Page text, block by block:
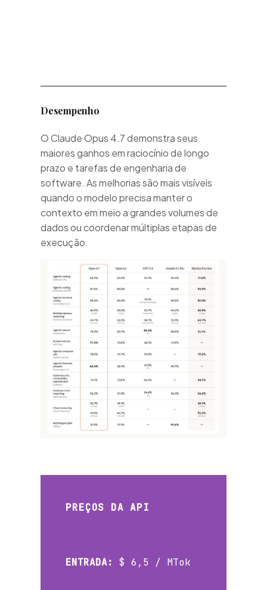
Desempenho
O Claude Opus 4.7 demonstra seus
maiores ganhos em raciocínio de longo
prazo e tarefas de engenharia de
software. As melhorias são mais visíveis
quando o modelo precisa manter o
contexto em meio a grandes volumes de
dados ou coordenar múltiplas etapas de
execução.
PREÇOS DA API
ENTRADA: $ 6,5 / MTok